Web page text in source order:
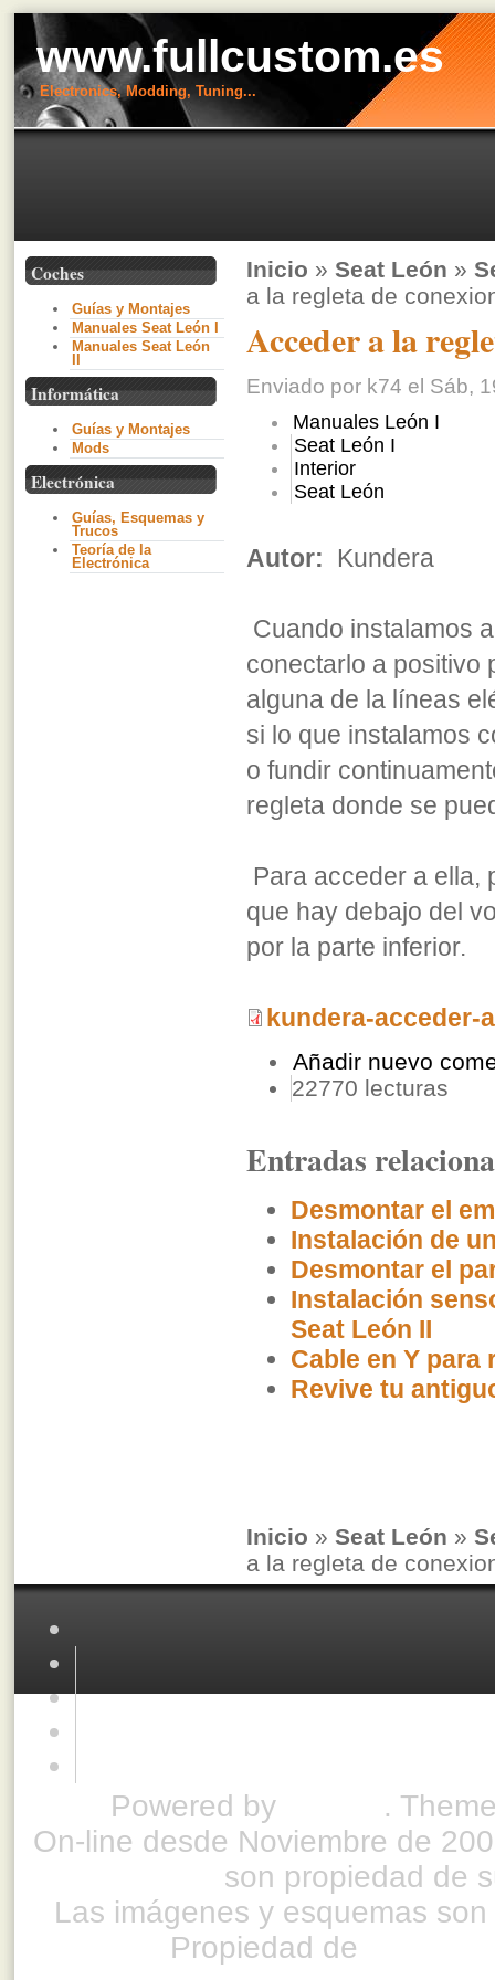
www.fullcustom.es
Electronics, Modding, Tuning...
Coches
Guías y Montajes
Manuales Seat León I
Manuales Seat León
Informática
Guías y Montajes
Mods
Electrónica
Guías, Esquemas y
Trucos
Teoría de la
Electrónica
Inicio » Seat León »
a la regleta de
Acceder a la
Enviado por k74 el Sáb,
Manuales León I
Seat León I
Interior
Seat León
Autor: Kundera
Cuando instalamos
conectarlo a positivo
alguna de la líneas
si lo que instalamos
o fundir
regleta donde se
Para acceder a ella,
que hay debajo del
por la parte inferior.
kundera-acceder-
Añadir nuevo
22770 lecturas
Entradas
Desmontar el
Instalación de
Desmontar el
Instalación
Seat León II
Cable en Y para
Revive tu
Inicio » Seat León »
a la regleta de
Powered by
.
On-line desde Noviembre de
son propiedad de
Las imágenes y esquemas
Propiedad de